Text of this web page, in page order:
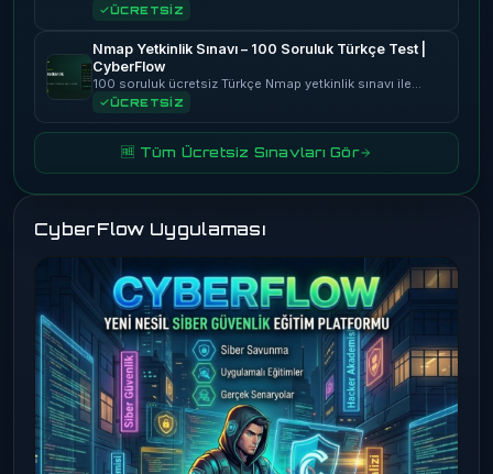
ÜCRETSİZ
Nmap Yetkinlik Sınavı – 100 Soruluk Türkçe Test |
CyberFlow
100 soruluk ücretsiz Türkçe Nmap yetkinlik sınavı ile…
ÜCRETSİZ
🆓 Tüm Ücretsiz Sınavları Gör
CyberFlow Uygulaması